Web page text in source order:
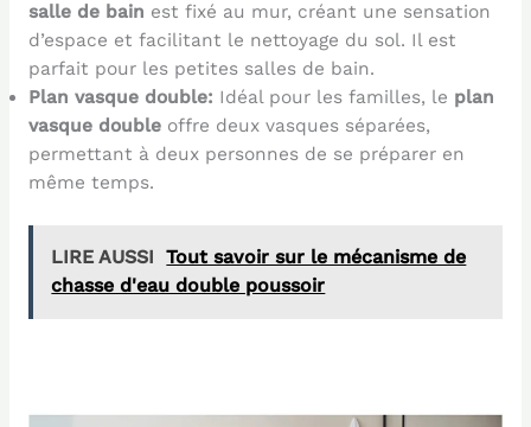
salle de bain est fixé au mur, créant une sensation
d’espace et facilitant le nettoyage du sol. Il est
parfait pour les petites salles de bain.
Plan vasque double: Idéal pour les familles, le plan
vasque doubleoffre deux vasques séparées,
permettant à deux personnes de se préparer en
même temps.
LIRE AUSSI Tout savoir sur le mécanisme de
chasse d'eau double poussoir